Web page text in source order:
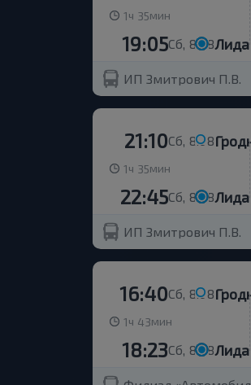
1ч 35мин
Сб, 8.08
19:05 Лида
ИП Змитрович П.В.
Сб, 8.08
21:10
1ч 35мин
Сб, 8.08
22:45 Лида
ИП Змитрович П.В.
Сб, 8.08
16:40
1ч 43мин
Сб, 8.08
18:23 Лида